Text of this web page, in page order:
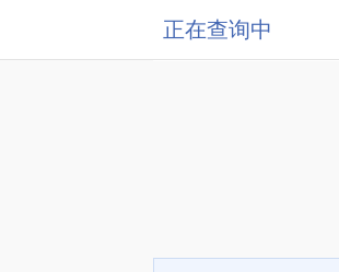
正在查询中